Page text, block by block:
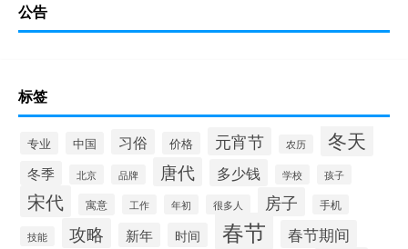
公告
标签
专业 中国 习俗 价格 元宵节 农历 冬天
冬季 北京 品牌 唐代 多少钱 学校 孩子
宋代 寓意 工作 年初 很多人 房子 手机
技能 攻略 新年 时间 春节 春节期间